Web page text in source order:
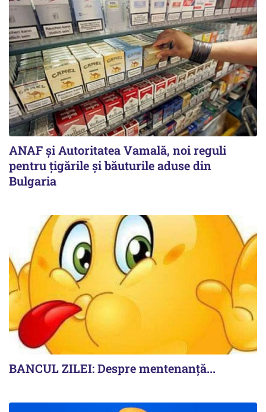
ANAF și Autoritatea Vamală, noi reguli
pentru țigările și băuturile aduse din
Bulgaria
BANCUL ZILEI: Despre mentenanță...